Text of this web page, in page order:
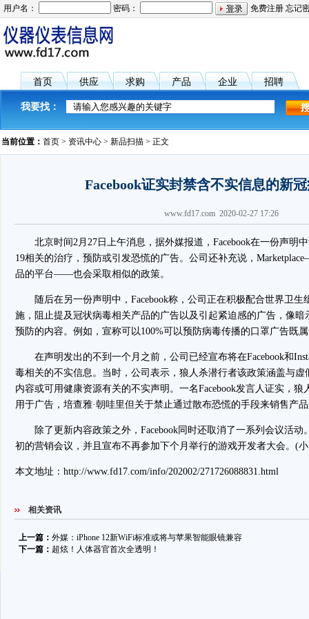
用户名： 密码： 免费注册 忘记
首页 供应 求购 产品 企业 招聘
我要找：
当前位置： 首页 > 资讯中心 > 新品扫描 > 正文
Facebook证实封禁含不实信息的新
www.fd17.com 2020-02-27 17:26
北京时间2月27日上午消息，据外媒报道，Facebook在一份声明
19相关的治疗，预防或引发恐慌的广告。公司还补充说，
品的平台——也会采取相似的政策。
随后在另一份声明中，Facebook称，公司正在积极配合世界卫生
施，阻止提及冠状病毒相关产品的广告以及引起紧迫感的广告，像
预防的内容。例如，宣称可以100%可以预防病毒传播的口罩广告既
在声明发出的不到一个月之前，公司已经宣布将在Facebook和
毒相关的不实信息。当时，公司表示，狼人杀潜行者该政策涵盖与
内容或可用健康资源有关的不实声明。一名Facebook发言人证实，
用于广告，培查雅·朝哇里但关于禁止通过散布恐慌的手段来销售产
除了更新内容政策之外，Facebook同时还取消了一系列会议活动
初的营销会议，并且宣布不再参加下个月举行的游戏开发者大会。(
本文地址： http://www.fd17.com/info/202002/271726088831.html
相关资讯
上一篇： 外媒：iPhone 12新WiFi标准或将与苹果智能眼镜兼容
下一篇： 超炫！人体器官首次全透明！